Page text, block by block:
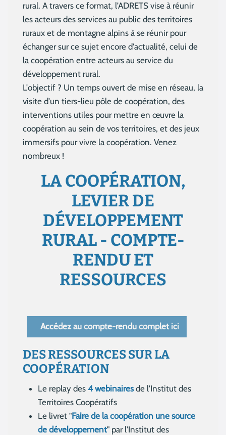
rural. A travers ce format, l’ADRETS vise à réunir
les acteurs des services au public des territoires
ruraux et de montagne alpins à se réunir pour
échanger sur ce sujet encore d'actualité, celui de
la coopération entre acteurs au service du
développement rural.
L'objectif ? Un temps ouvert de mise en réseau, la
visite d'un tiers-lieu pôle de coopération, des
interventions utiles pour mettre en œuvre la
coopération au sein de vos territoires, et des jeux
immersifs pour vivre la coopération. Venez
nombreux !
LA COOPÉRATION,
LEVIER DE
DÉVELOPPEMENT
RURAL - COMPTE-
RENDU ET
RESSOURCES
Accédez au compte-rendu complet ici
DES RESSOURCES SUR LA
COOPÉRATION
Le replay des 4 webinairesde l'Institut des
Territoires Coopératifs
Le livret "Faire de la coopération une source
de développement" par l'Institut des